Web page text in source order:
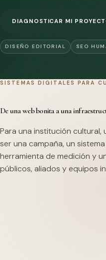
DIAGNOSTICAR MI
DISEÑO EDITORIAL SEO
SISTEMAS DIGITALES PARA
De una web bonita a una
Para una institución cultural,
ser una campaña, un
herramienta de medición y
públicos, aliados y equipos